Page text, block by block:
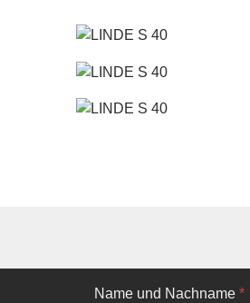
Name und Nachname *